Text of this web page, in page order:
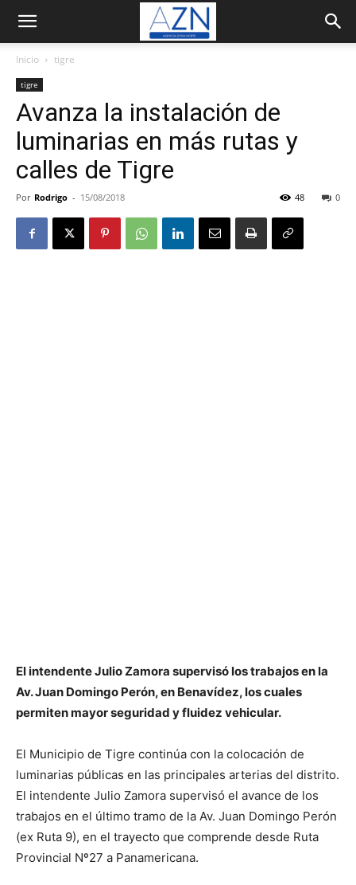
Inicio tigre
tigre
Avanza la instalación de
luminarias en más rutas y
calles de Tigre
Por Rodrigo - 15/08/2018 0
48
El intendente Julio Zamora supervisó los trabajos en la
Av. Juan Domingo Perón, en Benavídez, los cuales
permiten mayor seguridad y fluidez vehicular.
El Municipio de Tigre continúa con la colocación de
luminarias públicas en las principales arterias del distrito.
El intendente Julio Zamora supervisó el avance de los
trabajos en el último tramo de la Av. Juan Domingo Perón
(ex Ruta 9), en el trayecto que comprende desde Ruta
Provincial Nº27 a Panamericana.